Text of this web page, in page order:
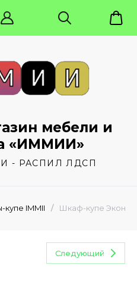
мебели и
«ИММИИ»
- РАСПИЛ ЛДСП
IMMII / Шкаф-купе
Следующий